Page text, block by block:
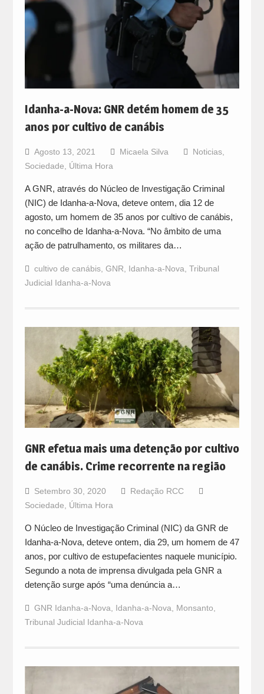
Idanha-a-Nova: GNR detém homem de 35
anos por cultivo de canábis
Agosto 13, 2021 Micaela Silva Noticias,
Sociedade, Última Hora
A GNR, através do Núcleo de Investigação Criminal
(NIC) de Idanha-a-Nova, deteve ontem, dia 12 de
agosto, um homem de 35 anos por cultivo de canábis,
no concelho de Idanha-a-Nova. “No âmbito de uma
ação de patrulhamento, os militares da…
cultivo de canábis, GNR, Idanha-a-Nova, Tribunal
Judicial Idanha-a-Nova
GNR efetua mais uma detenção por cultivo
de canábis. Crime recorrente na região
Setembro 30, 2020
Redação RCC
Sociedade
Última Hora
O Núcleo de Investigação Criminal (NIC) da GNR de
Idanha-a-Nova, deteve ontem, dia 29, um homem de 47
anos, por cultivo de estupefacientes naquele município.
Segundo a nota de imprensa divulgada pela GNR a
detenção surge após “uma denúncia a…
GNR Idanha-a-Nova Idanha-a-Nova Monsanto
Tribunal Judicial Idanha-a-Nova